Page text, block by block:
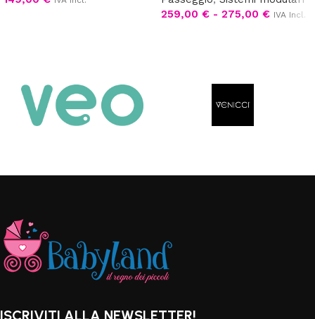
259,00 € - 275,00 € IVA Incl.